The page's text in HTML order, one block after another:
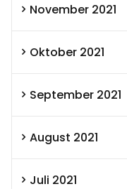
November 2021
Oktober 2021
September 2021
August 2021
Juli 2021